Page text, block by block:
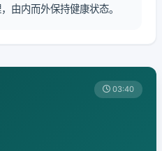
由内而外保持健康状态。
03:40